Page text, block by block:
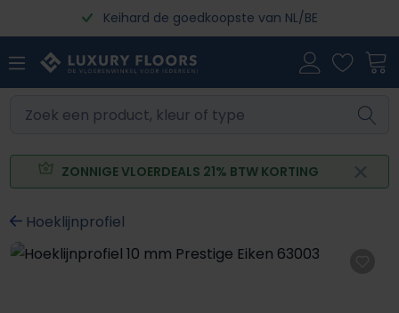
Ga naar de hoofdinhoudKeihard de goedkoopste van NL/BE
ZONNIGE VLOERDEALS 21% BTW KORTING
Hoeklijnprofiel
Afbeeldingengalerij overslaan